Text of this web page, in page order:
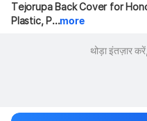
Tejorupa Back Cover for
Plastic, P...more
थोड़ा इंतज़ार